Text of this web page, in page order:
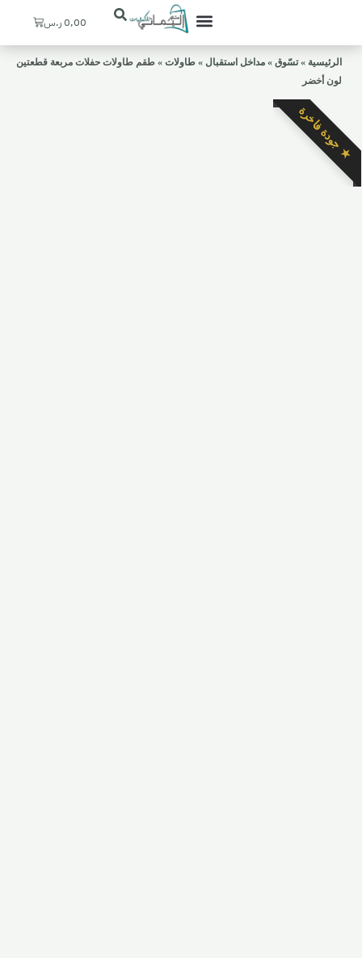
0,00 ر.سCart
الرئيسية »تسّوق » مداخل استقبال » طاولات » طقم طاولات حفلات مربعة قطعتين
لون أخضر
★ جودة فاخرة